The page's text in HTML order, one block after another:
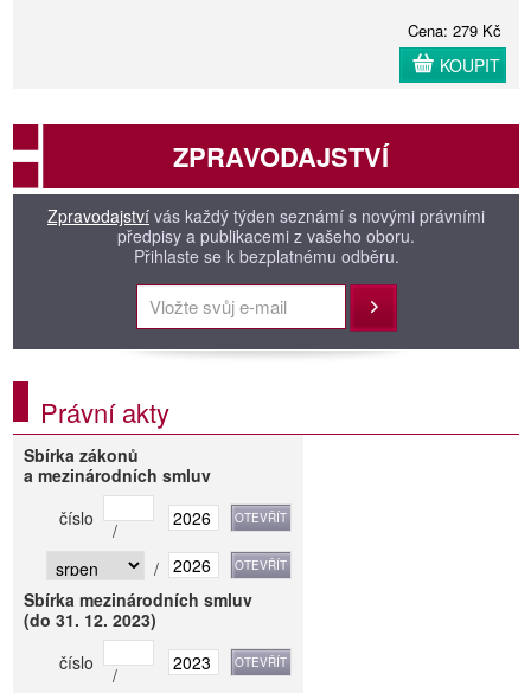
Cena: 279 Kč
KOUPIT
ZPRAVODAJSTVÍ
Zpravodajství vás každý týden seznámí s novými právními
předpisy a publikacemi z vašeho oboru.
Přihlaste se k bezplatnému odběru.
Přihlásit
Právní akty
Sbírka zákonů
a mezinárodních smluv
číslo
/
/
Sbírka mezinárodních smluv
(do 31. 12. 2023)
číslo
/